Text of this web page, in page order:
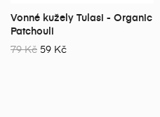
Vonné kužely Tulasi - Organic
Patchouli
79 Kč 59 Kč